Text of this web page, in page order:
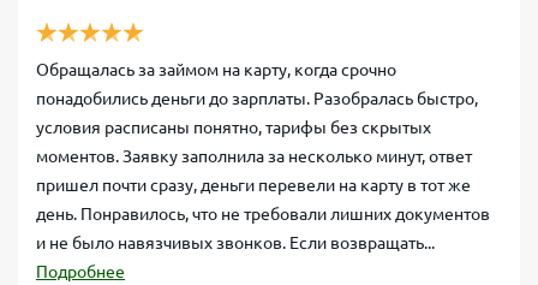
Обращалась за займом на карту, когда срочно
понадобились деньги до зарплаты. Разобралась быстро,
условия расписаны понятно, тарифы без скрытых
моментов. Заявку заполнила за несколько минут, ответ
пришел почти сразу, деньги перевели на карту в тот же
день. Понравилось, что не требовали лишних документов
и не было навязчивых звонков. Если возвращать...
Подробнее